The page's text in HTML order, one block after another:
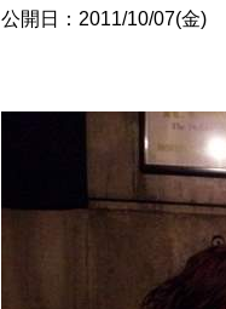
公開日：2011/10/07(金)